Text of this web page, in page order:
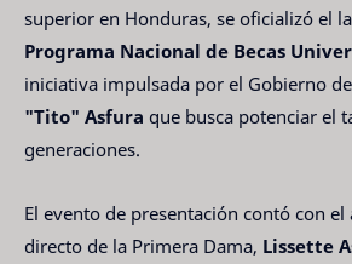
superior en Honduras, se oficializó el
Programa Nacional de Becas
iniciativa impulsada por el Gobierno
"Tito" Asfura que busca potenciar el
generaciones.
El evento de presentación contó con
directo de la Primera Dama, Lissette